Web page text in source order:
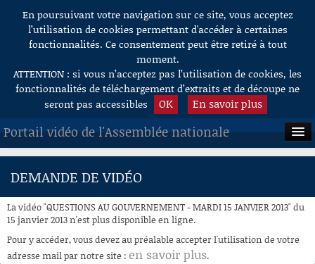
Aller au contenu
En poursuivant votre navigation sur ce site, vous acceptez
l’utilisation de cookies permettant d'accéder à certaines
fonctionnalités. Ce consentement peut être retiré à tout
moment.
ATTENTION : si vous n’acceptez pas l’utilisation de cookies, les
fonctionnalités de téléchargement d’extraits et de découpe ne
seront pas accessibles
OK En savoir plus
Portail vidéo de l'Assemblée nationale
ACCUEIL
À LA DEMANDE
RECHERCHE
DEMANDE DE VIDÉO
La vidéo "QUESTIONS AU GOUVERNEMENT - MARDI 15 JANVIER 2013" du
15 janvier 2013 n'est plus disponible en ligne.
Pour y accéder, vous devez au préalable accepter l'utilisation de votre
adresse mail par notre site : en savoir plus.